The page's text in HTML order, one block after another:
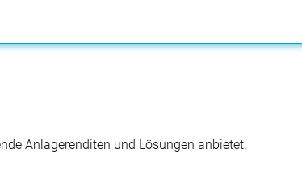
Anlagerenditen und Lösungen anbietet.